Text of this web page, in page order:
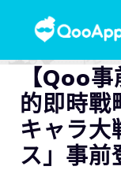
【Qoo
的即時戰
キャラ大
ス」事前